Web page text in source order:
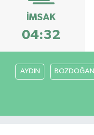
İMSAK
04:32
AYDIN BOZDOĞAN